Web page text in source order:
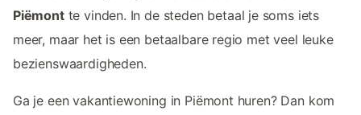
Piëmontte vinden. In de steden betaal je soms iets
meer, maar het is een betaalbare regio met veel leuke
bezienswaardigheden.
Ga je een vakantiewoning in Piëmont huren? Dan kom